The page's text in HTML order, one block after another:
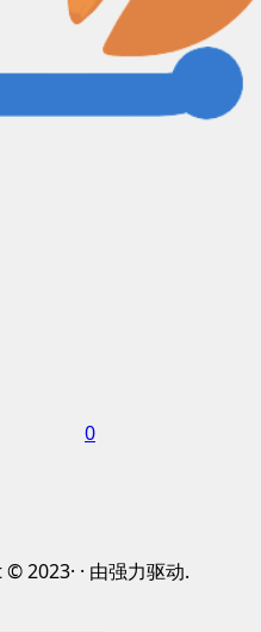
0
2023· · 由强力驱动.